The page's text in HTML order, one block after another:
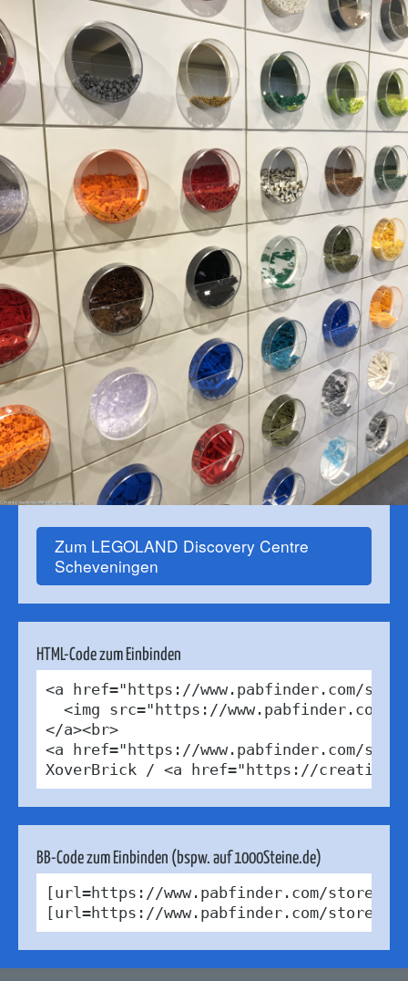
Zum LEGOLAND Discovery Centre
Scheveningen
HTML-Code zum Einbinden
<a href="https://www.pabfinder.com/
<img src="https://www.pabfinder.com/
</a><br>
<a href="https://www.pabfinder.com/
XoverBrick / <a href="https://
BB-Code zum Einbinden (bspw. auf 1000Steine.de)
[url=https://www.pabfinder.com/stores/
[url=https://www.pabfinder.com/stores/